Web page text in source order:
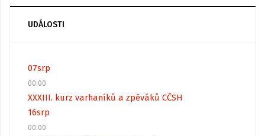
UDÁLOSTI
07srp
00:00
XXXIII. kurz varhaníků a zpěváků CČSH
16srp
00:00